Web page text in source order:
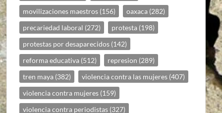
movilizaciones maestros (156) oaxaca (282)
precariedad laboral (272) protesta (198)
protestas por desaparecidos (142)
reforma educativa (512) represion (289)
tren maya (382) violencia contra las mujeres (407)
violencia contra mujeres (159)
violencia contra periodistas (327)